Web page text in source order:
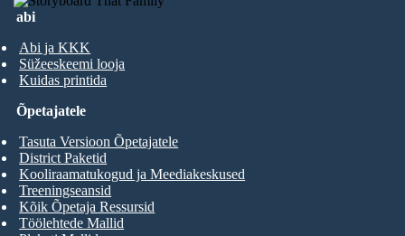
abi
Abi ja KKK
Süžeeskeemi looja
Kuidas printida
Õpetajatele
Tasuta Versioon Õpetajatele
District Paketid
Kooliraamatukogud ja Meediakeskused
Treeningseansid
Kõik Õpetaja Ressursid
Töölehtede Mallid